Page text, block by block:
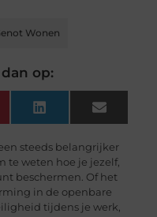
Wonen
op:
LinkedIn Email
steeds belangrijker
te weten hoe je jezelf,
beschermen. Of het
in de openbare
tijdens je werk,